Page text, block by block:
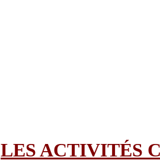
LES ACTIVITÉS